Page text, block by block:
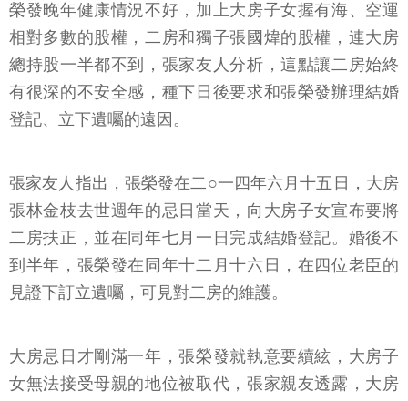
榮發晚年健康情況不好，加上大房子女握有海、空運
相對多數的股權，二房和獨子張國煒的股權，連大房
總持股一半都不到，張家友人分析，這點讓二房始終
有很深的不安全感，種下日後要求和張榮發辦理結婚
登記、立下遺囑的遠因。
張家友人指出，張榮發在二○一四年六月十五日，大房
張林金枝去世週年的忌日當天，向大房子女宣布要將
二房扶正，並在同年七月一日完成結婚登記。婚後不
到半年，張榮發在同年十二月十六日，在四位老臣的
見證下訂立遺囑，可見對二房的維護。
大房忌日才剛滿一年，張榮發就執意要續絃，大房子
女無法接受母親的地位被取代，張家親友透露，大房